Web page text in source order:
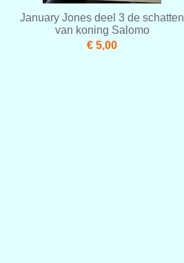
January Jones deel 3 de schatten
van koning Salomo
€ 5,00